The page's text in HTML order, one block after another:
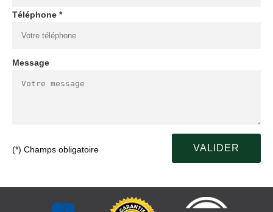
Téléphone *
Message
(*) Champs obligatoire